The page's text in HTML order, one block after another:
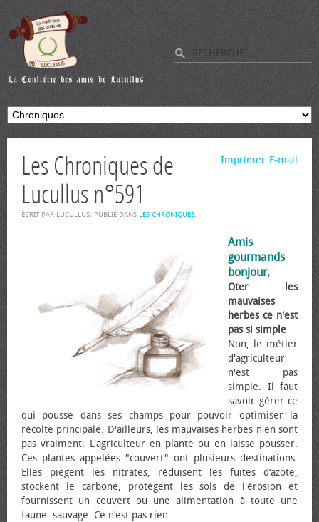
E-mail
Imprimer
Les Chroniques de
Lucullus n°591
ÉCRIT PAR LUCULLUS. PUBLIÉ DANS LES CHRONIQUES.
Amis
gourmands
bonjour,
Oter les
mauvaises
herbes ce n'est
pas si simple
Non, le métier
d'agriculteur
n'est pas
simple. Il faut
savoir gérer ce
qui pousse dans ses champs pour pouvoir optimiser la
récolte principale. D'ailleurs, les mauvaises herbes n'en sont
pas vraiment. L'agriculteur en plante ou en laisse pousser.
Ces plantes appelées "couvert" ont plusieurs destinations.
Elles piègent les nitrates, réduisent les fuites d’azote,
stockent le carbone, protègent les sols de l'érosion et
fournissent un couvert ou une alimentation à toute une
faune sauvage. Ce n’est pas rien.